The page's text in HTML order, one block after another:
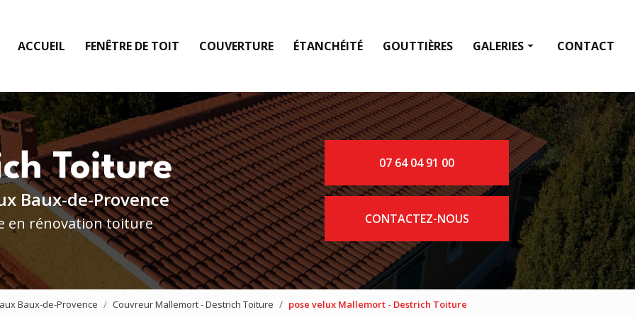
ACCUEIL FENÊTRE DE TOIT COUVERTURE ÉTANCHÉITÉ GOUTTIÈRES GALERIES
Fenêtre de toit
Couverture
Étanchéité
Gouttières
CONTACT
Baux-de-Provence
en rénovation toiture
07 64 04 91 00
CONTACTEZ-NOUS
Baux-de-Provence Couvreur Mallemort - Destrich Toiture pose velux Mallemort - Destrich Toiture